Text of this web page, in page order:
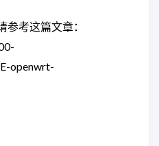
考这篇文章：
openwrt-